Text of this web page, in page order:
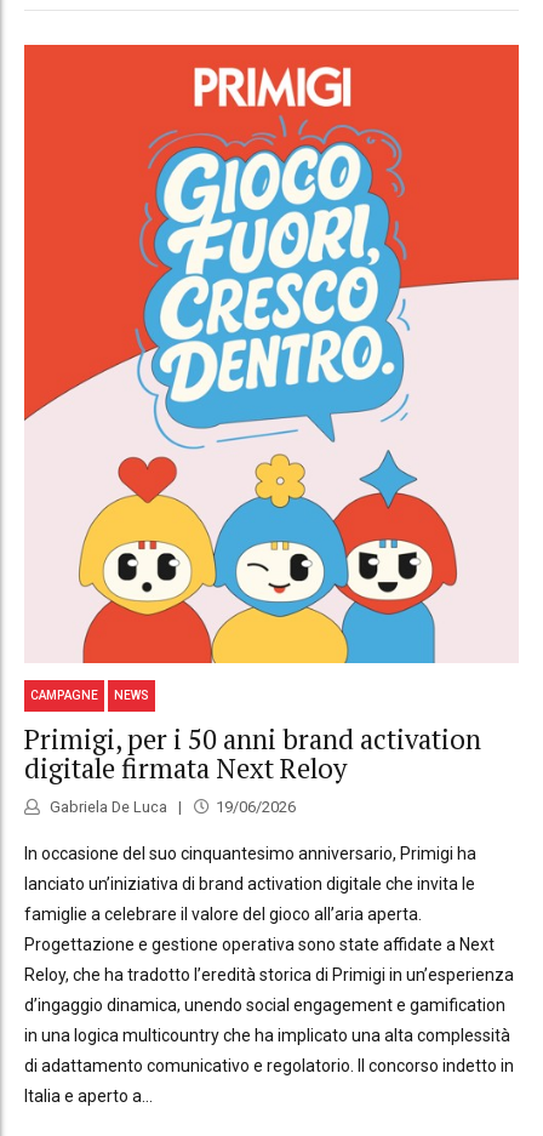
CAMPAGNE NEWS
Primigi, per i 50 anni brand activation
digitale firmata Next Reloy
Gabriela De Luca 19/06/2026
In occasione del suo cinquantesimo anniversario, Primigi ha
lanciato un’iniziativa di brand activation digitale che invita le
famiglie a celebrare il valore del gioco all’aria aperta.
Progettazione e gestione operativa sono state affidate a Next
Reloy, che ha tradotto l’eredità storica di Primigi in un’esperienza
d’ingaggio dinamica, unendo social engagement e gamification
in una logica multicountry che ha implicato una alta complessità
di adattamento comunicativo e regolatorio. Il concorso indetto in
Italia e aperto a...